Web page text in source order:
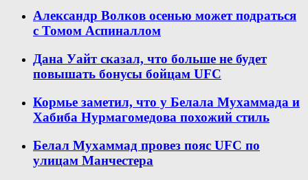
Александр Волков осенью может подраться
с Томом Аспиналлом
Дана Уайт сказал, что больше не будет
повышать бонусы бойцам UFC
Кормье заметил, что у Белала Мухаммада и
Хабиба Нурмагомедова похожий стиль
Белал Мухаммад провез пояс UFC по
улицам Манчестера